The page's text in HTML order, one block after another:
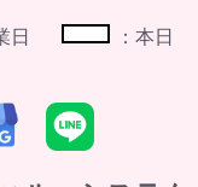
日 ：本日